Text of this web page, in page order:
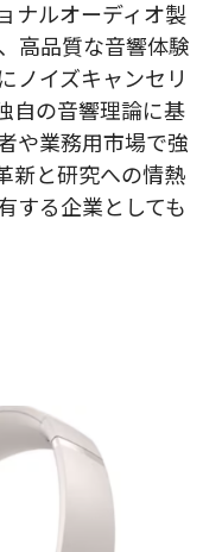
ナルオーディオ製
高品質な音響体験
ノイズキャンセリ
自の音響理論に基
や業務用市場で強
新と研究への情熱
する企業としても